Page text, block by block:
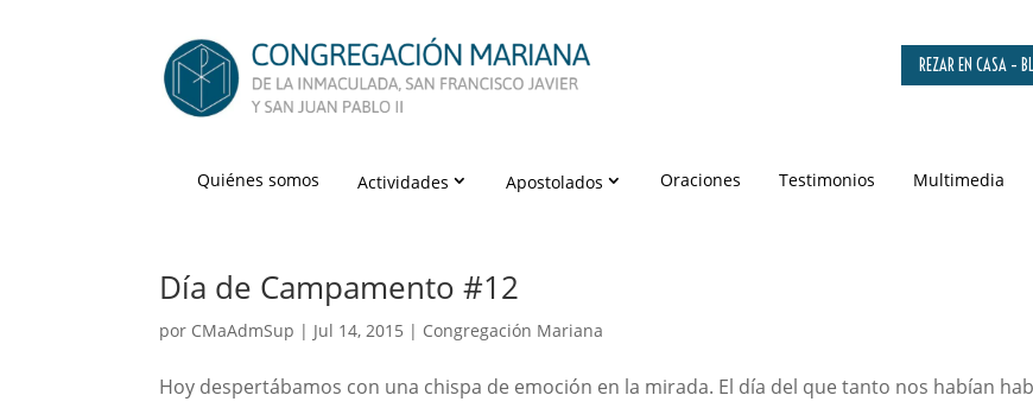
REZAR EN CASA –
Quiénes somos Actividades Apostolados Oraciones Testimonios Multimedia
Día de Campamento #12
por CMaAdmSup | Jul 14, 2015 | Congregación Mariana
Hoy despertábamos con una chispa de emoción en la mirada. El día del que tanto nos habían